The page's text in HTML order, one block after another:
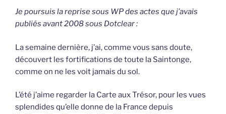
Je poursuis la reprise sous WP des actes que j’avais
publiés avant 2008 sous Dotclear :
La semaine dernière, j’ai, comme vous sans doute,
découvert les fortifications de toute la Saintonge,
comme on ne les voit jamais du sol.
L’été j’aime regarder la Carte aux Trésor, pour les vues
splendides qu’elle donne de la France depuis